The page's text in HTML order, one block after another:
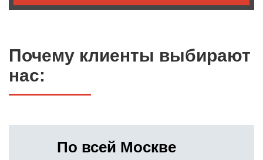
Почему клиенты выбирают
нас:
По всей Москве